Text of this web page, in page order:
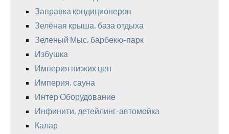
Заправка кондиционеров
Зелёная крыша, база отдыха
Зеленый Мыс, барбекю-парк
Избушка
Империя низких цен
Империя, сауна
Интер Оборудование
Инфинити, детейлинг-автомойка
Калар